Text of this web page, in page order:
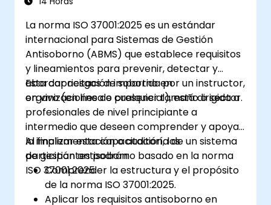
La norma ISO 37001:2025 es un estándar
internacional para Sistemas de Gestión
Antisoborno (ABMS) que establece requisitos
y lineamientos para prevenir, detectar y
abordar riesgos de soborno en
organizaciones de cualquier tamaño o sector.
Esta capacitación impartida por un instructor,
en vivo (en línea o presencial), está dirigida a
profesionales de nivel principiante a
intermedio que deseen comprender y apoyar
la implementación o auditoría de un sistema
de gestión antisoborno basado en la norma
ISO 37001:2025.
Al finalizar esta capacitación, los
participantes podrán:
Comprender la estructura y el propósito
de la norma ISO 37001:2025.
Aplicar los requisitos antisoborno en